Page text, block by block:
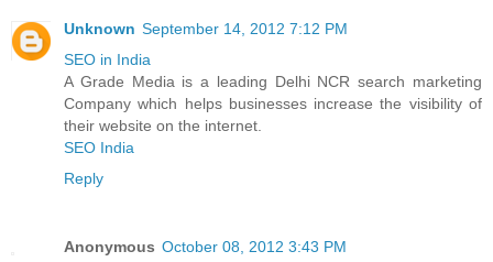
Unknown September 14, 2012 7:12 PM
SEO in India
A Grade Media is a leading Delhi NCR search marketing
Company which helps businesses increase the visibility of
their website on the internet.
SEO India
Reply
Anonymous October 08, 2012 3:43 PM